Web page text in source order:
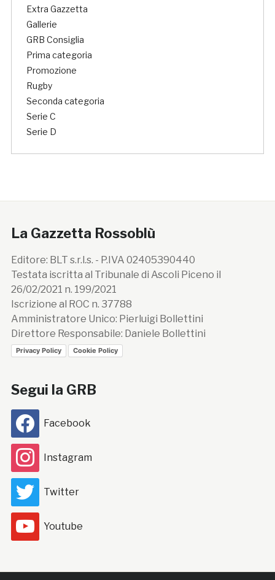
Extra Gazzetta
Gallerie
GRB Consiglia
Prima categoria
Promozione
Rugby
Seconda categoria
Serie C
Serie D
La Gazzetta Rossoblù
Editore: BLT s.r.l.s. - P.IVA 02405390440
Testata iscritta al Tribunale di Ascoli Piceno il
26/02/2021 n. 199/2021
Iscrizione al ROC n. 37788
Amministratore Unico: Pierluigi Bollettini
Direttore Responsabile: Daniele Bollettini
Privacy Policy Cookie Policy
Segui la GRB
Facebook
Instagram
Twitter
Youtube